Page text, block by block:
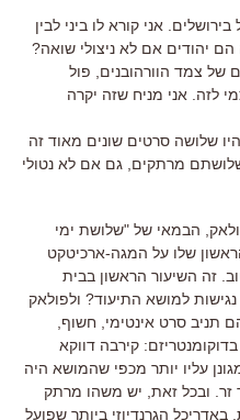
אני קורא לו ביני לבין
יהודים אם לא ניצולי שואה?
של צמד הוורהובנים, פול
לזה. אני מניח שזה יקרה
שלושה סרטים שונים מאוד זה
מרתקים, גם אם לא נטולי
הבמאי של "שלושת ימי
שלו על המגה-ארכיטקט
זה השיעור הראשון בבית
למושא התיעוד? ולפולאק
תניב סרט אינטימי, חשוף,
קירבה דווקא
עליו יותר מכפי שהמושא היה
זר. ובכל זאת, יש משהו מרתק
הגרנדיוזי ביותר שפועל